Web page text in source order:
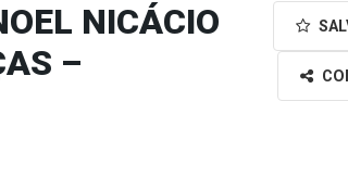
NICÁCIO
–